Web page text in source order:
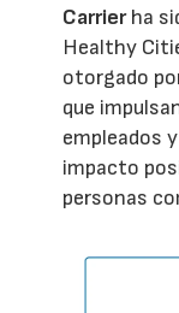
Carrierha
Healthy
otorgado
que
empleados
impacto
personas